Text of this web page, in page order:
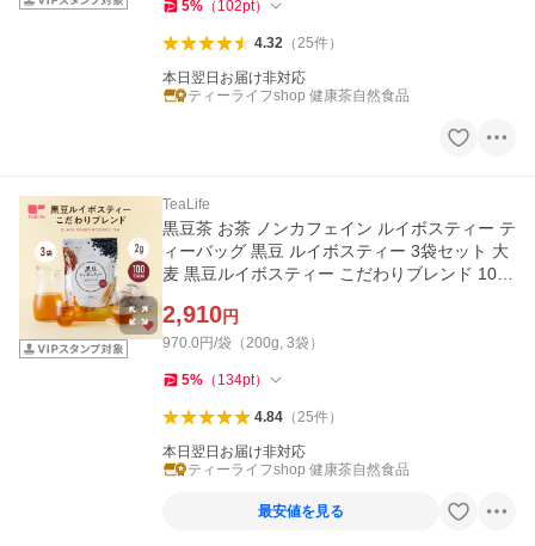
5% （ 102pt）
4.32（25件）
本日翌日お届け非対応
ティーライフshop 健康茶自然食品
TeaLife
黒豆茶 お茶 ノンカフェイン ルイボスティー テ
ィーバッグ 黒豆 ルイボスティー 3袋セット 大
麦 黒豆ルイボスティー こだわりブレンド 100
2,910円
970.0円/袋（200g, 3袋）
5% （ 134pt）
4.84（25件）
本日翌日お届け非対応
ティーライフshop 健康茶自然食品
最安値を見る